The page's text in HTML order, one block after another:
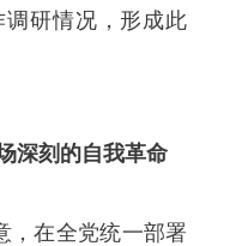
研情况，形成此
刻的自我革命
在全党统一部署